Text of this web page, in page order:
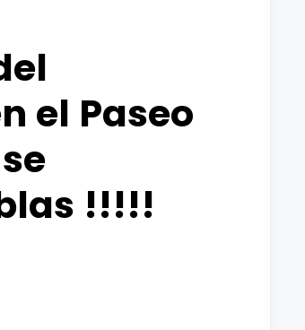
el Paseo
!!!!!